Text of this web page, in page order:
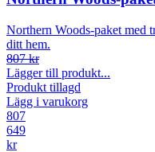
Northern Woods-paket med
ditt hem.
807 kr
Lägger till produkt...
Produkt tillagd
Lägg i varukorg
807
649
kr